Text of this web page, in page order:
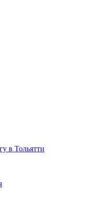
в Тольятти